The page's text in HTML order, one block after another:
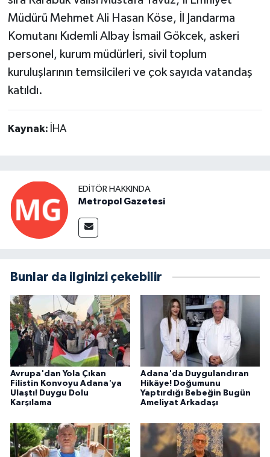
Müdürü Mehmet Ali Hasan Köse, İl Jandarma
Komutanı Kıdemli Albay İsmail Gökcek, askeri
personel, kurum müdürleri, sivil toplum
kuruluşlarının temsilcileri ve çok sayıda vatandaş
katıldı.
Kaynak: İHA
EDITÖR HAKKINDA
Metropol Gazetesi
Bunlar da ilginizi çekebilir
Avrupa'dan Yola Çıkan
Filistin Konvoyu Adana'ya
Ulaştı! Duygu Dolu
Karşılama
Adana'da Duygulandıran
Hikâye! Doğumunu
Yaptırdığı Bebeğin Bugün
Ameliyat Arkadaşı